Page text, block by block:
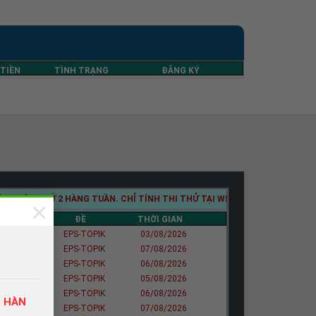
HÀN
×
TÌNH TRẠNG ĐĂNG KÝ
HÀNG TUẦN. CHỈ TÍNH THI THỬ TẠI WEBSITE WWW.LUYENTHIEPS.VN.
ĐIỂM ĐỀ
THỜI GIAN
EPS-TOPIK
03/08/2026
EPS-TOPIK
07/08/2026
EPS-TOPIK
06/08/2026
155 EPS-TOPIK
05/08/2026
EPS-TOPIK
06/08/2026
130 EPS-TOPIK
07/08/2026